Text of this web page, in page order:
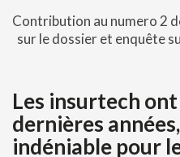
Contribution au numero 2
sur le dossier et enquête
Les insurtech ont
dernières années,
indéniable pour